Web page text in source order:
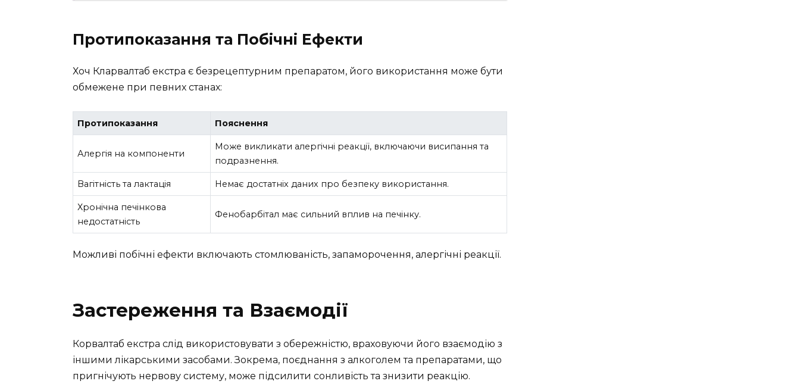
Протипоказання та Побічні Ефекти
Хоч Кларвалтаб екстра є безрецептурним препаратом, його використання може бути
обмежене при певних станах:
Протипоказання Пояснення
Алергія на компоненти
Може викликати алергічні реакції, включаючи висипання та
подразнення.
Вагітність та лактація Немає достатніх даних про безпеку використання.
Хронічна печінкова
недостатність
Фенобарбітал має сильний вплив на печінку.
Можливі побічні ефекти включають стомлюваність, запаморочення, алергічні реакції.
Застереження та Взаємодії
Корвалтаб екстра слід використовувати з обережністю, враховуючи його взаємодію з
іншими лікарськими засобами. Зокрема, поєднання з алкоголем та препаратами, що
пригнічують нервову систему, може підсилити сонливість та знизити реакцію.